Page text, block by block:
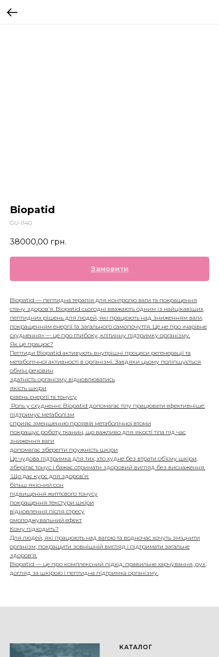
Biopatid
GU-I140
38000,00 грн.
Замовити
Biopatid — пептидна терапія для контролю ваги та покращення
стану здоров’я. Biopatid сьогодні вважають одним із найцікавіших
пептидних рішень для людей, які працюють над зниженням ваги,
покращенням енергії та загального самопочуття. Це не про «чарівне
схуднення» — це про глибоку, клітинну підтримку організму.
Як це працює?
Пептиди Biopatid активують внутрішні процеси регенерації та
метаболічної активності в організмі. Завдяки цьому поліпшується
обмін речовин
здатність організму відновлюватись
якість шкіри
рівень енергії та тонусу
Роль у схудненні: Biopatid допомагає тілу працювати ефективніше:
підтримує метаболізм
сприяє зменшенню проявів метаболічної втоми
покращує роботу тканин, що важливо для якості тіла під час
зниження ваги
допомагає зберегти пружність шкіри
Це чудова підтримка для тих, хто худне без втрати об’єму шкіри,
зберігає тонус і бажає отримати здоровий вигляд без виснаження.
Що дає курс для здоров’я:
більш якісний сон
підвищення життєвого тонусу
покращення текстури шкіри
відновлення після стресу
омолоджувальний ефект
Кому підходить?
Для людей, які працюють над вагою та водночас хочуть зміцнити
організм, покращити зовнішній вигляд і підтримати загальне
здоров’я.
Biopatid — це про комплексний підхід: правильне харчування, рух,
догляд за шкірою і пептидна підтримка організму.
КАТАЛОГ